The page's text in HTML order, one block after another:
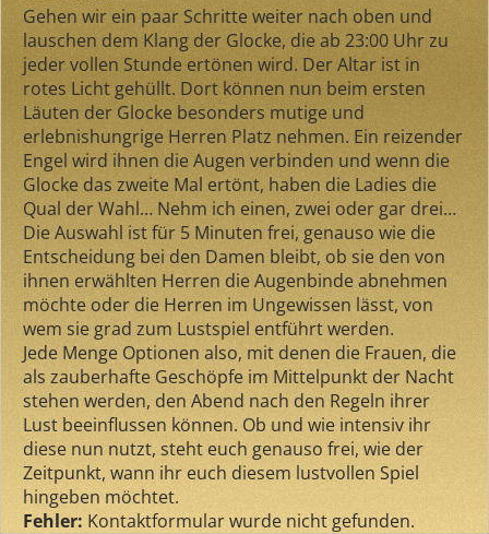
Gehen wir ein paar Schritte weiter nach oben und
lauschen dem Klang der Glocke, die ab 23:00 Uhr zu
jeder vollen Stunde ertönen wird. Der Altar ist in
rotes Licht gehüllt. Dort können nun beim ersten
Läuten der Glocke besonders mutige und
erlebnishungrige Herren Platz nehmen. Ein reizender
Engel wird ihnen die Augen verbinden und wenn die
Glocke das zweite Mal ertönt, haben die Ladies die
Qual der Wahl… Nehm ich einen, zwei oder gar drei…
Die Auswahl ist für 5 Minuten frei, genauso wie die
Entscheidung bei den Damen bleibt, ob sie den von
ihnen erwählten Herren die Augenbinde abnehmen
möchte oder die Herren im Ungewissen lässt, von
wem sie grad zum Lustspiel entführt werden.
Jede Menge Optionen also, mit denen die Frauen, die
als zauberhafte Geschöpfe im Mittelpunkt der Nacht
stehen werden, den Abend nach den Regeln ihrer
Lust beeinflussen können. Ob und wie intensiv ihr
diese nun nutzt, steht euch genauso frei, wie der
Zeitpunkt, wann ihr euch diesem lustvollen Spiel
hingeben möchtet.
Fehler: Kontaktformular wurde nicht gefunden.